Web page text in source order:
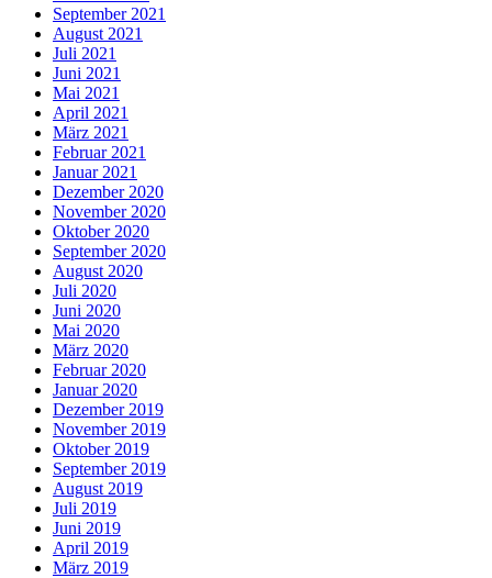
September 2021
August 2021
Juli 2021
Juni 2021
Mai 2021
April 2021
März 2021
Februar 2021
Januar 2021
Dezember 2020
November 2020
Oktober 2020
September 2020
August 2020
Juli 2020
Juni 2020
Mai 2020
März 2020
Februar 2020
Januar 2020
Dezember 2019
November 2019
Oktober 2019
September 2019
August 2019
Juli 2019
Juni 2019
April 2019
März 2019